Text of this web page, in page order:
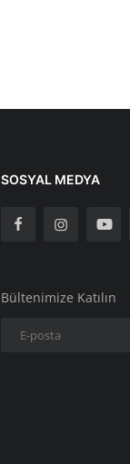
SOSYAL MEDYA
Bültenimize Katılın